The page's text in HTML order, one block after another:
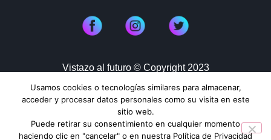
Vistazo al futuro © Copyright 2023
Aviso de Privacidad
Política de Cookies
Mapa de Sitio
Usamos cookies o tecnologías similares para almacenar,
acceder y procesar datos personales como su visita en este
sitio web.
Puede retirar su consentimiento en cualquier momento
haciendo clic en "cancelar" o en nuestra Política de Privacidad